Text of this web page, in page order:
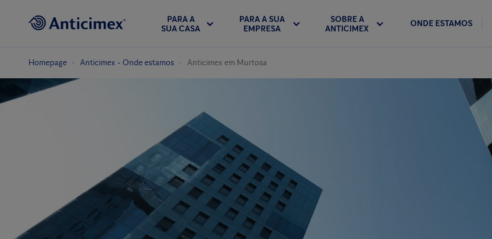
PARA A
SUA CASA
PARA A SUA
EMPRESA
SOBRE A
ANTICIMEX
ONDE ESTAMOS
Homepage Anticimex - Onde estamos Anticimex em Murtosa